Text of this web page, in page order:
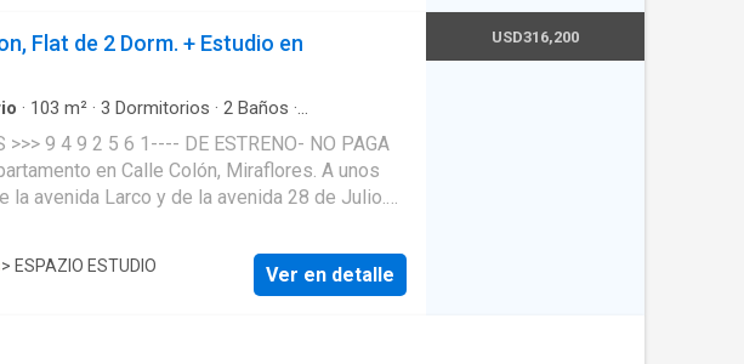
Mantenimiento incluye agua Vigilancia
para visitas
Flat de 2 Dorm. + Estudio en
· 103 m² · 3 Dormitorios · 2 Baños ·
6 1---- DE ESTRENO- NO PAGA
en Calle Colón, Miraflores. A unos
la avenida Larco y de la avenida 28 de Julio.
jardín interior, coworking, pet & bike
> ESPAZIO ESTUDIO
Ver en detalle
USD316,200